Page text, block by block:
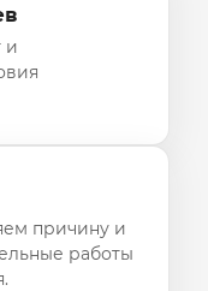
и
причину и
работы